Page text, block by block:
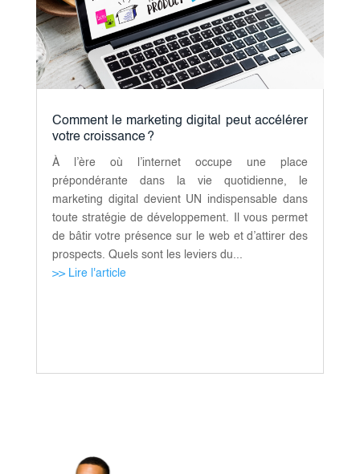
Comment le marketing digital peut accélérer
votre croissance ?
À l’ère où l’internet occupe une place
prépondérante dans la vie quotidienne, le
marketing digital devient UN indispensable dans
toute stratégie de développement. Il vous permet
de bâtir votre présence sur le web et d’attirer des
prospects. Quels sont les leviers du...
>> Lire l'article